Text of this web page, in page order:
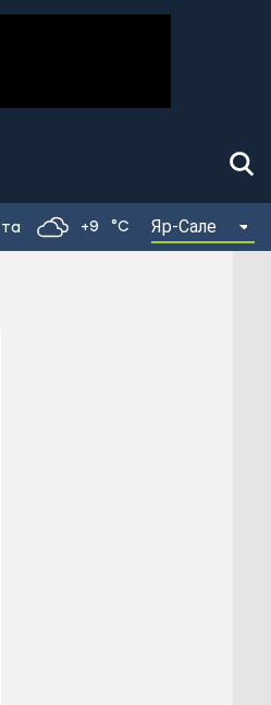
+9 °C Яр-Сале